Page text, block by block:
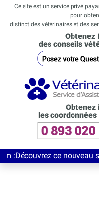
Ce site est un service privé
pour
distinct des vétérinaires et des
Obtenez
des conseils
Obtenez
les
ce nouveau service